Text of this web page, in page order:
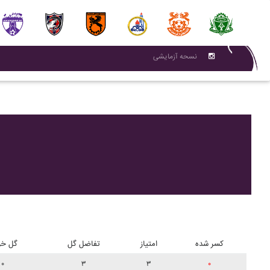
نسحه آزمایشی
گل تفاضل گل امتیاز کسر شده
۰ ۳ ۳ ۰